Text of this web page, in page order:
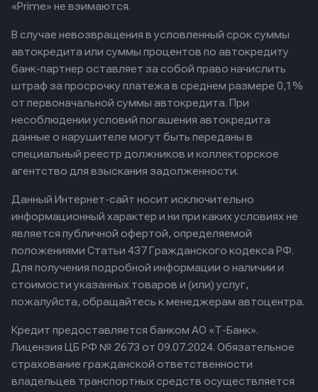
«Prime» не взимаются.
В случае невозвращения в условленный срок суммы
автокредита или суммы процентов по автокредиту
банк-партнер оставляет за собой право начислить
штраф за просрочку платежа в среднем размере 0,1%
от первоначальной суммы автокредита. При
несоблюдении условий погашения автокредита
данные о нарушителе могут быть переданы в
специальный реестр должников и коллекторское
агентство для взыскания задолженности.
Данный Интернет-сайт носит исключительно
информационный характер и ни при каких условиях не
является публичной офертой, определяемой
положениями Статьи 437 Гражданского кодекса РФ.
Для получения подробной информации о наличии и
стоимости указанных товаров и (или) услуг,
пожалуйста, обращайтесь к менеджерам автоцентра.
Кредит предоставляется банком АО «Т-Банк».
Лицензия ЦБ РФ № 2673 от 09.07.2024. Обязательное
страхование гражданской ответственности
владельцев транспортных средств осуществляется